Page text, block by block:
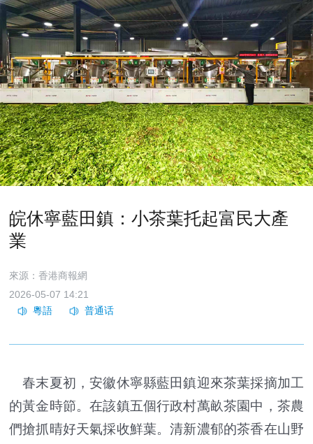
皖休寧藍田鎮：小茶葉托起富民大產
業
來源：香港商報網
2026-05-07 14:21
春末夏初，安徽休寧縣藍田鎮迎來茶葉採摘加工
的黃金時節。在該鎮五個行政村萬畝茶園中，茶農
們搶抓晴好天氣採收鮮葉。清新濃郁的茶香在山野